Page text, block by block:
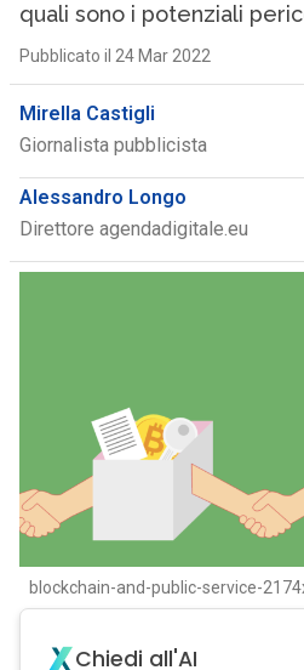
quali sono i potenziali
Pubblicato il 24 Mar 2022
Mirella Castigli
Giornalista pubblicista
Alessandro Longo
Direttore agendadigitale.eu
blockchain-and-public-service-
Chiedi all'AI